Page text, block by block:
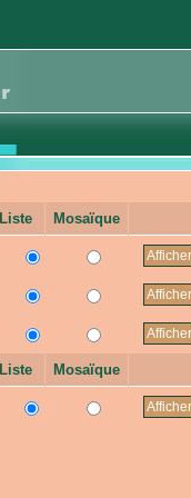
Liste Mosaïque
Liste Mosaïque